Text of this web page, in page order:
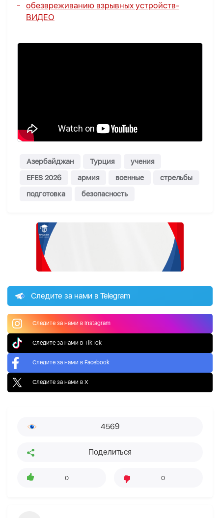
обезвреживанию взрывных устройств-
ВИДЕО
Азербайджан Турция
учения
EFES 2026
армия военные
стрельбы
подготовка
безопасность
Следите за нами в Telegram
Следите за нами в Instagram
Следите за нами в TikTok
Следите за нами в Facebook
Следите за нами в X
4569
Поделиться
0 0